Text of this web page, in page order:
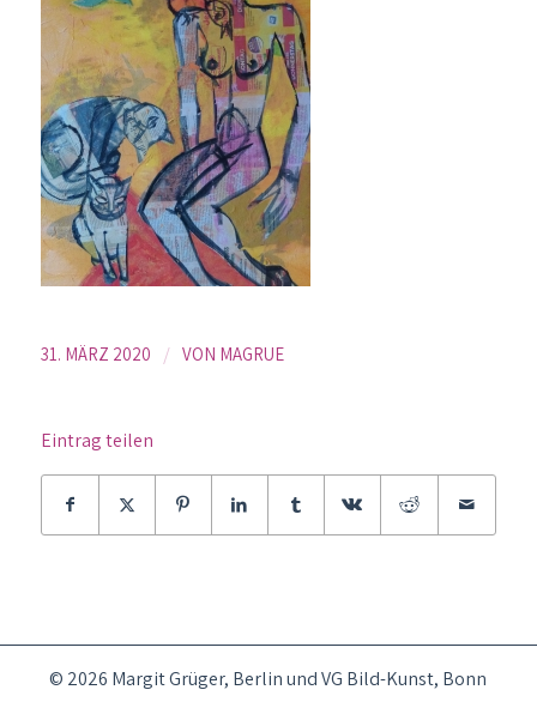
31. MÄRZ 2020 / VON MAGRUE
Eintrag teilen
© 2026 Margit Grüger, Berlin und VG Bild-Kunst, Bonn